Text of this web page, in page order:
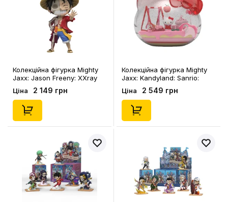
Колекційна фігурка Mighty
Jaxx: Jason Freeny: XXray
Plus: One Piece: Wanted
Series: Monkey D. Luffy,
(78877)
Ціна 2 149 грн
Колекційна фігурка Mighty
Jaxx: Kandyland: Sanrio:
Hello Kitty, (78990)
Ціна 2 549 грн